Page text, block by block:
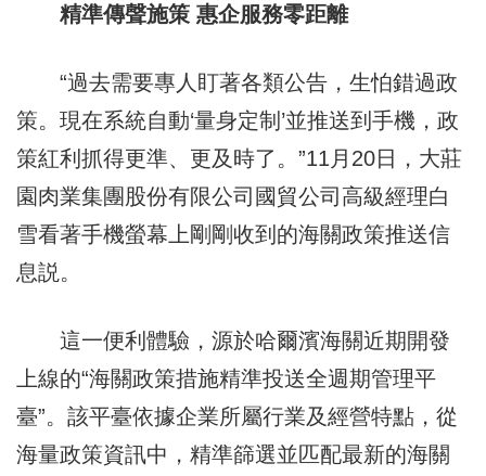
精準傳聲施策 惠企服務零距離
“過去需要專人盯著各類公告，生怕錯過政
策。現在系統自動‘量身定制’並推送到手機，政
策紅利抓得更準、更及時了。”11月20日，大莊
園肉業集團股份有限公司國貿公司高級經理白
雪看著手機螢幕上剛剛收到的海關政策推送信
息説。
這一便利體驗，源於哈爾濱海關近期開發
上線的“海關政策措施精準投送全週期管理平
臺”。該平臺依據企業所屬行業及經營特點，從
海量政策資訊中，精準篩選並匹配最新的海關